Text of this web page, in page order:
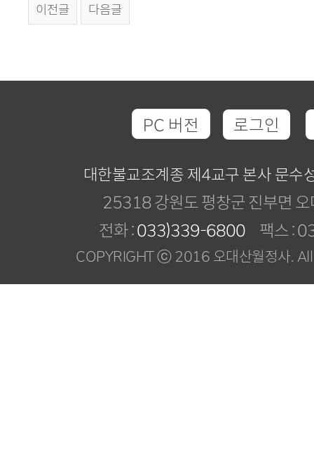
이전글 다음글
PC 버전 로그인
대한불교조계종 제4교구 본사 문수
25318 강원도 평창군 진부면
전화 :033)339-6800 팩스 :
COPYRIGHT ⓒ 2016 오대산월정사.